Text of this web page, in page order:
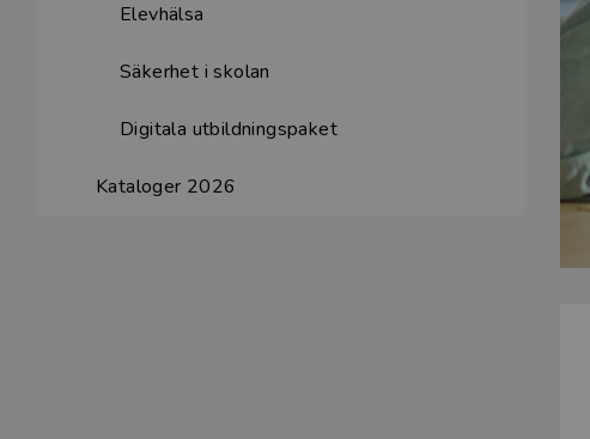
Elevhälsa
Säkerhet i skolan
Digitala utbildningspaket
Kataloger 2026